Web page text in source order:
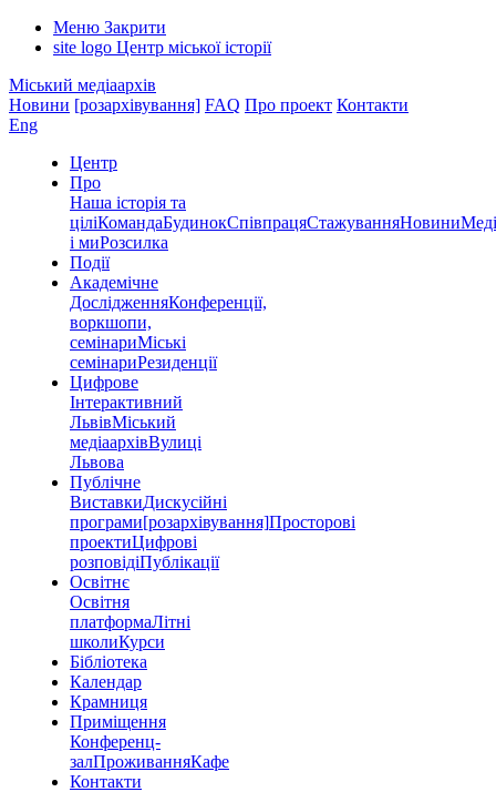
Меню Закрити
site logo Центр міської історії
Міський медіаархів
Новини [розархівування] FAQ Про проект Контакти
Eng
Центр
Про
Наша історія та
ціліКомандаБудинокСпівпрацяСтажуванняНовини
і миРозсилка
Події
Академічне
ДослідженняКонференції,
воркшопи,
семінариМіські
семінариРезиденції
Цифрове
Інтерактивний
ЛьвівМіський
медіаархівВулиці
Львова
Публічне
ВиставкиДискусійні
програми[розархівування]Просторові
проектиЦифрові
розповідіПублікації
Освітнє
Освітня
платформаЛітні
школиКурси
Бібліотека
Календар
Крамниця
Приміщення
Конференц-
залПроживанняКафе
Контакти